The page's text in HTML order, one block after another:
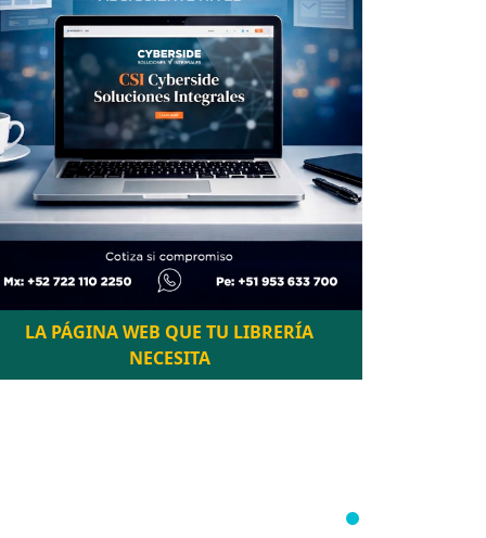
LA PÁGINA WEB QUE TU LIBRERÍA
NECESITA